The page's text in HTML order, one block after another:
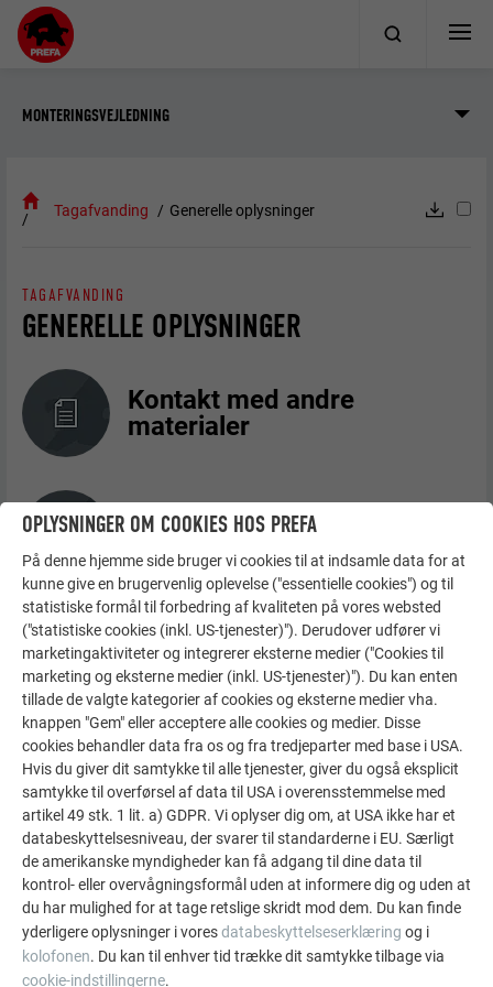
MONTERINGSVEJLEDNING
Tagafvanding Generelle oplysninger
GENERELLE OPLYSNINGER
TAGAFVANDING
Kontakt med andre
materialer
Opbevaring, transport,
håndtering
Rengøring og pleje
Beregninger
Håndværktøj
OPLYSNINGER OM COOKIES HOS PREFA
På denne hjemme side bruger vi cookies til at indsamle data for at
kunne give en brugervenlig oplevelse ("essentielle cookies") og til
statistiske formål til forbedring af kvaliteten på vores websted
("statistiske cookies (inkl. US-tjenester)"). Derudover udfører vi
marketingaktiviteter og integrerer eksterne medier ("Cookies til
marketing og eksterne medier (inkl. US-tjenester)"). Du kan enten
tillade de valgte kategorier af cookies og eksterne medier vha.
knappen "Gem" eller acceptere alle cookies og medier. Disse
cookies behandler data fra os og fra tredjeparter med base i USA.
Hvis du giver dit samtykke til alle tjenester, giver du også eksplicit
samtykke til overførsel af data til USA i overensstemmelse med
artikel 49 stk. 1 lit. a) GDPR. Vi oplyser dig om, at USA ikke har et
databeskyttelsesniveau, der svarer til standarderne i EU. Særligt
de amerikanske myndigheder kan få adgang til dine data til
kontrol- eller overvågningsformål uden at informere dig og uden at
du har mulighed for at tage retslige skridt mod dem. Du kan finde
yderligere oplysninger i voresdatabeskyttelseserklæring og i
kolofonen. Du kan til enhver tid trække dit samtykke tilbage via
cookie-indstillingerne.